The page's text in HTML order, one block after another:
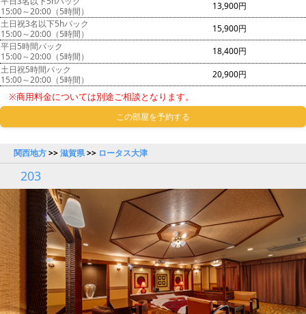
15:00～20:00（5時間）
13,900円
土日祝3名以下5hパック
15:00～20:00（5時間）
15,900円
平日5時間パック
15:00～20:00（5時間）
18,400円
土日祝5時間パック
15:00～20:00（5時間）
20,900円
※商用料金については別途ご相談となります。
この部屋を予約する
関西地方>>滋賀県>> ロータス大津
203